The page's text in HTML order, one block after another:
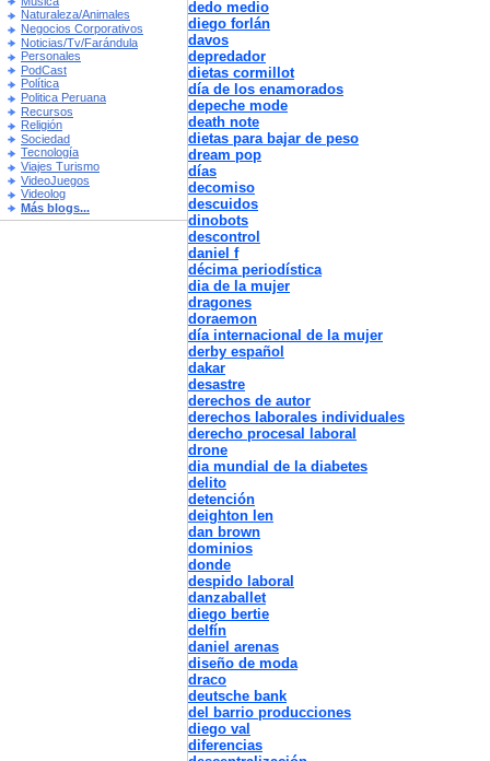
Naturaleza/Animales
Negocios Corporativos
Noticias/Tv/Farándula
Personales
PodCast
Política
Politica Peruana
Recursos
Religión
Sociedad
Tecnología
Viajes Turismo
VideoJuegos
Videolog
Más blogs...
dedo medio
diego forlán
davos
depredador
dietas cormillot
día de los enamorados
depeche mode
death note
dietas para bajar de peso
dream pop
días
decomiso
descuidos
dinobots
descontrol
daniel f
décima periodística
dia de la mujer
dragones
doraemon
día internacional de la mujer
derby español
dakar
desastre
derechos de autor
derechos laborales individuales
derecho procesal laboral
drone
dia mundial de la diabetes
delito
detención
deighton len
dan brown
dominios
donde
despido laboral
danzaballet
diego bertie
delfín
daniel arenas
diseño de moda
draco
deutsche bank
del barrio producciones
diego val
diferencias